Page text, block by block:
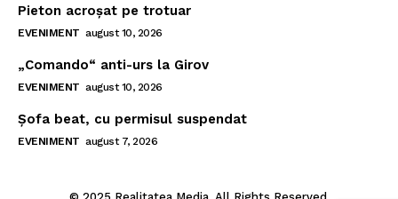
Pieton acroşat pe trotuar
EVENIMENT august 10, 2026
„Comando“ anti-urs la Girov
EVENIMENT august 10, 2026
Şofa beat, cu permisul suspendat
EVENIMENT august 7, 2026